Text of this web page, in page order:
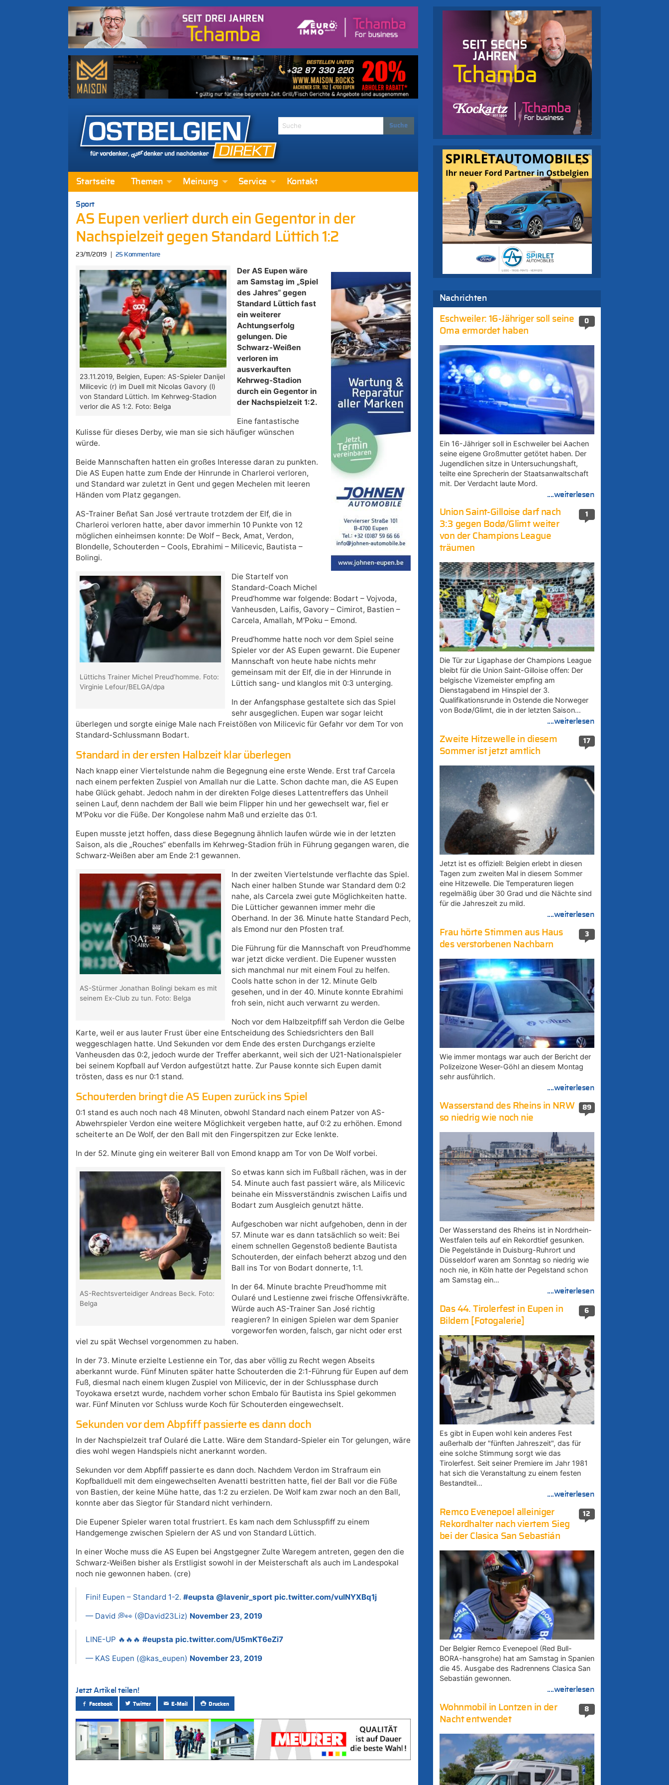
Startseite Themen Meinung Service Kontakt
Sport
AS Eupen verliert durch ein Gegentor in der
Nachspielzeit gegen Standard Lüttich 1:2
23/11/2019 25 Kommentare
23.11.2019, Belgien, Eupen: AS-Spieler Danijel
Milicevic (r) im Duell mit Nicolas Gavory (l)
von Standard Lüttich. Im Kehrweg-Stadion
verlor die AS 1:2. Foto: Belga
Der AS Eupen wäre
am Samstag im „Spiel
des Jahres“ gegen
Standard Lüttich fast
ein weiterer
Achtungserfolg
gelungen. Die
Schwarz-Weißen
verloren im
ausverkauften
Kehrweg-Stadion
durch ein Gegentor in
der Nachspielzeit 1:2.
Eine fantastische
Kulisse für dieses Derby, wie man sie sich häufiger wünschen
würde.
Beide Mannschaften hatten ein großes Interesse daran zu punkten.
Die AS Eupen hatte zum Ende der Hinrunde in Charleroi verloren,
und Standard war zuletzt in Gent und gegen Mechelen mit leeren
Händen vom Platz gegangen.
AS-Trainer Beñat San José vertraute trotzdem der Elf, die in
Charleroi verloren hatte, aber davor immerhin 10 Punkte von 12
möglichen einheimsen konnte: De Wolf – Beck, Amat, Verdon,
Blondelle, Schouterden – Cools, Ebrahimi – Milicevic, Bautista –
Bolingi.
Lüttichs Trainer Michel Preud’homme. Foto:
Virginie Lefour/BELGA/dpa
Die Startelf von
Standard-Coach Michel
Preud‘homme war folgende: Bodart – Vojvoda,
Vanheusden, Laifis, Gavory – Cimirot, Bastien –
Carcela, Amallah, M‘Poku – Emond.
Preud‘homme hatte noch vor dem Spiel seine
Spieler vor der AS Eupen gewarnt. Die Eupener
Mannschaft von heute habe nichts mehr
gemeinsam mit der Elf, die in der Hinrunde in
Lüttich sang- und klanglos mit 0:3 unterging.
In der Anfangsphase gestaltete sich das Spiel
sehr ausgeglichen. Eupen war sogar leicht
überlegen und sorgte einige Male nach Freistößen von Milicevic für Gefahr vor dem Tor von
Standard-Schlussmann Bodart.
Standard in der ersten Halbzeit klar überlegen
Nach knapp einer Viertelstunde nahm die Begegnung eine erste Wende. Erst traf Carcela
nach einem perfekten Zuspiel von Amallah nur die Latte. Schon dachte man, die AS Eupen
habe Glück gehabt. Jedoch nahm in der direkten Folge dieses Lattentreffers das Unheil
seinen Lauf, denn nachdem der Ball wie beim Flipper hin und her gewechselt war, fiel er
M‘Poku vor die Füße. Der Kongolese nahm Maß und erzielte das 0:1.
Eupen musste jetzt hoffen, dass diese Begegnung ähnlich laufen würde wie in der letzten
Saison, als die „Rouches“ ebenfalls im Kehrweg-Stadion früh in Führung gegangen waren, die
Schwarz-Weißen aber am Ende 2:1 gewannen.
AS-Stürmer Jonathan Bolingi bekam es mit
seinem Ex-Club zu tun. Foto: Belga
In der zweiten Viertelstunde verflachte das Spiel.
Nach einer halben Stunde war Standard dem 0:2
nahe, als Carcela zwei gute Möglichkeiten hatte.
Die Lütticher gewannen immer mehr die
Oberhand. In der 36. Minute hatte Standard Pech,
als Emond nur den Pfosten traf.
Die Führung für die Mannschaft von Preud‘homme
war jetzt dicke verdient. Die Eupener wussten
sich manchmal nur mit einem Foul zu helfen.
Cools hatte schon in der 12. Minute Gelb
gesehen, und in der 40. Minute konnte Ebrahimi
froh sein, nicht auch verwarnt zu werden.
Noch vor dem Halbzeitpfiff sah Verdon die Gelbe
Karte, weil er aus lauter Frust über eine Entscheidung des Schiedsrichters den Ball
weggeschlagen hatte. Und Sekunden vor dem Ende des ersten Durchgangs erzielte
Vanheusden das 0:2, jedoch wurde der Treffer aberkannt, weil sich der U21-Nationalspieler
bei seinem Kopfball auf Verdon aufgestützt hatte. Zur Pause konnte sich Eupen damit
trösten, dass es nur 0:1 stand.
Schouterden bringt die AS Eupen zurück ins Spiel
0:1 stand es auch noch nach 48 Minuten, obwohl Standard nach einem Patzer von AS-
Abwehrspieler Verdon eine weitere Möglichkeit vergeben hatte, auf 0:2 zu erhöhen. Emond
scheiterte an De Wolf, der den Ball mit den Fingerspitzen zur Ecke lenkte.
In der 52. Minute ging ein weiterer Ball von Emond knapp am Tor von De Wolf vorbei.
AS-Rechtsverteidiger Andreas Beck. Foto:
Belga
So etwas kann sich im Fußball rächen, was in der
54. Minute auch fast passiert wäre, als Milicevic
beinahe ein Missverständnis zwischen Laifis und
Bodart zum Ausgleich genutzt hätte.
Aufgeschoben war nicht aufgehoben, denn in der
57. Minute war es dann tatsächlich so weit: Bei
einem schnellen Gegenstoß bediente Bautista
Schouterden, der einfach beherzt abzog und den
Ball ins Tor von Bodart donnerte, 1:1.
In der 64. Minute brachte Preud‘homme mit
Oularé und Lestienne zwei frische Offensivkräfte.
Würde auch AS-Trainer San José richtig
reagieren? In einigen Spielen war dem Spanier
vorgeworfen worden, falsch, gar nicht oder erst
viel zu spät Wechsel vorgenommen zu haben.
In der 73. Minute erzielte Lestienne ein Tor, das aber völlig zu Recht wegen Abseits
aberkannt wurde. Fünf Minuten später hatte Schouterden die 2:1-Führung für Eupen auf dem
Fuß, diesmal nach einem klugen Zuspiel von Milicevic, der in der Schlussphase durch
Toyokawa ersetzt wurde, nachdem vorher schon Embalo für Bautista ins Spiel gekommen
war. Fünf Minuten vor Schluss wurde Koch für Schouterden eingewechselt.
Sekunden vor dem Abpfiff passierte es dann doch
In der Nachspielzeit traf Oularé die Latte. Wäre dem Standard-Spieler ein Tor gelungen, wäre
dies wohl wegen Handspiels nicht anerkannt worden.
Sekunden vor dem Abpfiff passierte es dann doch. Nachdem Verdon im Strafraum ein
Kopfballduell mit dem eingewechselten Avenatti bestritten hatte, fiel der Ball vor die Füße
von Bastien, der keine Mühe hatte, das 1:2 zu erzielen. De Wolf kam zwar noch an den Ball,
konnte aber das Siegtor für Standard nicht verhindern.
Die Eupener Spieler waren total frustriert. Es kam nach dem Schlusspfiff zu einem
Handgemenge zwischen Spielern der AS und von Standard Lüttich.
In einer Woche muss die AS Eupen bei Angstgegner Zulte Waregem antreten, gegen den die
Schwarz-Weißen bisher als Erstligist sowohl in der Meisterschaft als auch im Landespokal
noch nie gewonnen haben. (cre)
Fini! Eupen – Standard 1-2. #eupsta @lavenir_sport pic.twitter.com/vuINYXBq1j
— David 💭👀 (@David23Liz) November 23, 2019
LINE-UP 🔥🔥🔥 #eupsta pic.twitter.com/U5mKT6eZi7
— KAS Eupen (@kas_eupen) November 23, 2019
Jetzt Artikel teilen!
Facebook Twitter E-Mail Drucken
Nachrichten
0
Eschweiler: 16-Jähriger soll seine
Oma ermordet haben
Ein 16-Jähriger soll in Eschweiler bei Aachen
seine eigene Großmutter getötet haben. Der
Jugendlichen sitze in Untersuchungshaft,
teilte eine Sprecherin der Staatsanwaltschaft
mit. Der Verdacht laute Mord.
....weiterlesen
1
Union Saint-Gilloise darf nach
3:3 gegen Bodø/Glimt weiter
von der Champions League
träumen
Die Tür zur Ligaphase der Champions League
bleibt für die Union Saint-Gilloise offen: Der
belgische Vizemeister empfing am
Dienstagabend im Hinspiel der 3.
Qualifikationsrunde in Ostende die Norweger
von Bodø/Glimt, die in der letzten Saison…
....weiterlesen
17
Zweite Hitzewelle in diesem
Sommer ist jetzt amtlich
Jetzt ist es offiziell: Belgien erlebt in diesen
Tagen zum zweiten Mal in diesem Sommer
eine Hitzewelle. Die Temperaturen liegen
regelmäßig über 30 Grad und die Nächte sind
für die Jahreszeit zu mild.
....weiterlesen
3
Frau hörte Stimmen aus Haus
des verstorbenen Nachbarn
Wie immer montags war auch der Bericht der
Polizeizone Weser-Göhl an diesem Montag
sehr ausführlich.
....weiterlesen
89
Wasserstand des Rheins in NRW
so niedrig wie noch nie
Der Wasserstand des Rheins ist in Nordrhein-
Westfalen teils auf ein Rekordtief gesunken.
Die Pegelstände in Duisburg-Ruhrort und
Düsseldorf waren am Sonntag so niedrig wie
noch nie, in Köln hatte der Pegelstand schon
am Samstag ein…
....weiterlesen
6
Das 44. Tirolerfest in Eupen in
Bildern [Fotogalerie]
Es gibt in Eupen wohl kein anderes Fest
außerhalb der "fünften Jahreszeit", das für
eine solche Stimmung sorgt wie das
Tirolerfest. Seit seiner Premiere im Jahr 1981
hat sich die Veranstaltung zu einem festen
Bestandteil…
....weiterlesen
12
Remco Evenepoel alleiniger
Rekordhalter nach viertem Sieg
bei der Clasica San Sebastián
Der Belgier Remco Evenepoel (Red Bull-
BORA-hansgrohe) hat am Samstag in Spanien
die 45. Ausgabe des Radrennens Clasica San
Sebastián gewonnen.
....weiterlesen
8
Wohnmobil in Lontzen in der
Nacht entwendet